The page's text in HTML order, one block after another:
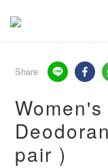
Share
pair )